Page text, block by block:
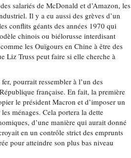
salariés de McDonald et d’Amazon, les
Il y a eu aussi des grèves d’un
conflits géants des années 1970 qui
chinois ou biélorusse interdisant
les Ouïgours en Chine à être des
Liz Truss peut faire si elle cherche à
pourrait ressembler à l’un des
française. En fait, la première
le président Macron et d’imposer un
ménages. Cela portera la dette
d’une manière qui aurait donné
en un contrôle strict des emprunts
pour atteindre son plus bas niveau